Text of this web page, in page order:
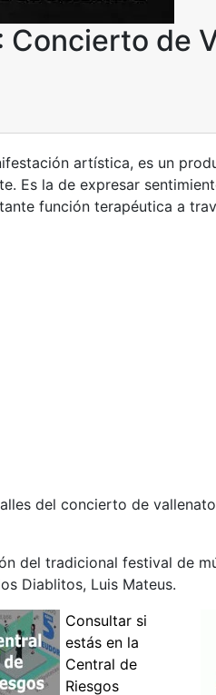
de
artística, es un
Es la de expresar
función terapéutica a
del concierto de
del tradicional festival de
Diablitos, Luis Mateus.